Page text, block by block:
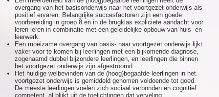
overgang van het basisonderwijs naar het voortgezet onderwijs als
positief ervaren. Belangrijke succesfactoren zijn een goede
voorbereiding in groep 8 en in de brugklas expliciete aandacht voor
leren leren in combinatie met een geleidelijke opbouw van huis- en
leerwerk.
Een moeizame overgang van basis- naar voortgezet onderwijs lijkt
vaker voor te komen bij leerlingen met een bijkomende diagnose,
zogenaamd dubbel bijzondere leerlingen, en leerlingen die binnen
het voortgezet onderwijs zijn afgestroomd.
Het huidige welbevinden van de (hoog)begaafde leerlingen in het
voortgezet onderwijs is gemiddeld genomen voldoende tot goed.
De meeste leerlingen voelen zich sociaal verbonden en cognitief
competent, al blijkt uit de toelichtingen dat verveling,